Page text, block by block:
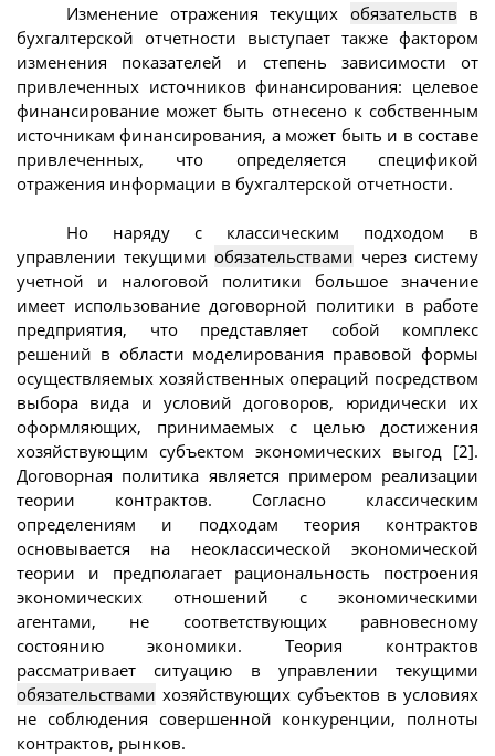
Изменение отражения текущих обязательств в
бухгалтерской отчетности выступает также фактором
изменения показателей и степень зависимости от
привлеченных источников финансирования: целевое
финансирование может быть отнесено к собственным
источникам финансирования, а может быть и в составе
привлеченных, что определяется спецификой
отражения информации в бухгалтерской отчетности.
Но наряду с классическим подходом в
управлении текущими обязательствами через систему
учетной и налоговой политики большое значение
имеет использование договорной политики в работе
предприятия, что представляет собой комплекс
решений в области моделирования правовой формы
осуществляемых хозяйственных операций посредством
выбора вида и условий договоров, юридически их
оформляющих, принимаемых с целью достижения
хозяйствующим субъектом экономических выгод [2].
Договорная политика является примером реализации
теории контрактов. Согласно классическим
определениям и подходам теория контрактов
основывается на неоклассической экономической
теории и предполагает рациональность построения
экономических отношений с экономическими
агентами, не соответствующих равновесному
состоянию экономики. Теория контрактов
рассматривает ситуацию в управлении текущими
обязательствами хозяйствующих субъектов в условиях
не соблюдения совершенной конкуренции, полноты
контрактов, рынков.